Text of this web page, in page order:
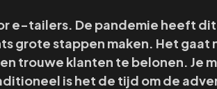
e-tailers. De pandemie heeft
stappen maken. Het gaat
trouwe klanten te belonen. Je
is het de tijd om de